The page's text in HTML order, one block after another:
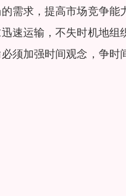
需求，提高市场竞争能
速运输，不失时机地组
须加强时间观念，争时